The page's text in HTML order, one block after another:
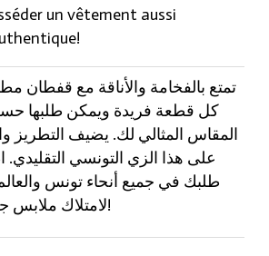
un vêtement aussi
تمتع بالفخامة والأناقة مع قفطان
كل قطعة فريدة ويمكن طلبها
المقاس المثالي لك. يضيف التطريز
على هذا الزي التونسي
طلبك في جميع أنحاء تونس
لامتلاك ملابس جميلة وأصيلة كهذه!